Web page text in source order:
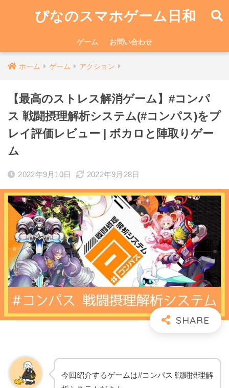
ぴなのスマホゲーム日和
ゲーム お問い合わせ
ホーム ゲーム アクション
【最高のストレス解消ゲーム】#コンパ
ス 戦闘摂理解析システム(#コンパス)をプ
レイ評価レビュー | ボカロと陣取りゲー
ム
2022年9月10日 2022年9月28日
今回紹介するゲームは#コンパス 戦闘摂理解